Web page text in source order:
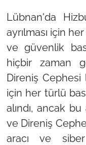
Lübnan'da
ayrılması için
ve güvenlik
hiçbir zaman
Direniş Cephesi
için her türlü
alındı, ancak
ve Direniş
aracı ve